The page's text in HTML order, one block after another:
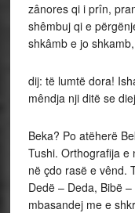
zânores qi i prîn,
shêmbuj qi e
shkâmb e jo
dij: të lumtë dora!
mêndja nji ditë se
Beka? Po atëherë
Tushi. Orthografija e
në çdo rasë e vênd.
Dedë – Deda, Bibë
mbasandej me e